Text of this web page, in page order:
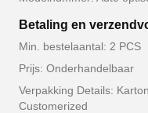
Betaling en
Min. bestelaantal: 2 PCS
Prijs: Onderhandelbaar
Verpakking Details:
Customerized